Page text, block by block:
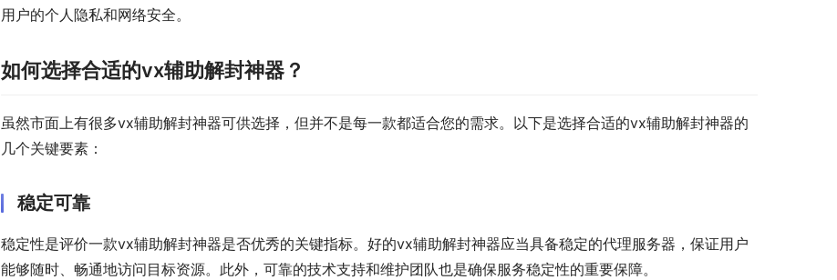
用户的个人隐私和网络安全。
如何选择合适的vx辅助解封神器？
虽然市面上有很多vx辅助解封神器可供选择，但并不是每一款都适合您的需求。以下是选择合适的vx辅助解封神器的
几个关键要素：
稳定可靠
稳定性是评价一款vx辅助解封神器是否优秀的关键指标。好的vx辅助解封神器应当具备稳定的代理服务器，保证用户
能够随时、畅通地访问目标资源。此外，可靠的技术支持和维护团队也是确保服务稳定性的重要保障。